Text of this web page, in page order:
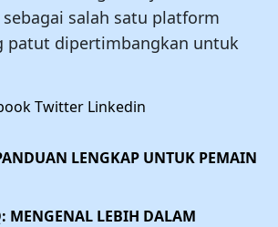
sebagai salah satu platform
patut dipertimbangkan untuk
Twitter Linkedin
LENGKAP UNTUK PEMAIN
MENGENAL LEBIH DALAM